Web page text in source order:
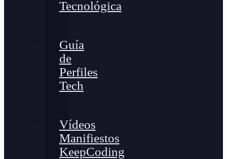
Tecnológica
Guía
de
Perfiles
Tech
Vídeos
Manifiestos
KeepCoding